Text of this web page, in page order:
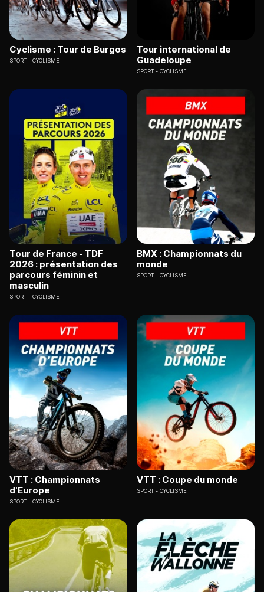
Cyclisme : Tour de Burgos
SPORT CYCLISME
Tour international de
Guadeloupe
SPORT CYCLISME
Tour de France - TDF
2026 : présentation des
parcours féminin et
masculin
SPORT CYCLISME
BMX : Championnats du
monde
SPORT CYCLISME
VTT : Championnats
d'Europe
SPORT CYCLISME
VTT : Coupe du monde
SPORT CYCLISME